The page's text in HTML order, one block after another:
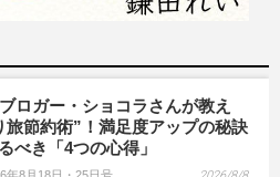
ロガー・ショコラさんが教え
旅節約術”！満足度アップの秘訣
べき「4つの心得」